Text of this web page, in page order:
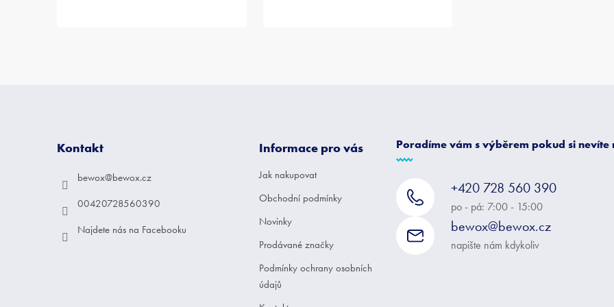
Kontakt
bewox@bewox.cz
00420728560390
Najdete nás na Facebooku
Informace pro vás
Jak nakupovat
Obchodní podmínky
Novinky
Prodávané značky
Podmínky ochrany osobních
údajů
Poradíme vám s výběrem pokud si nevíte
+420 728 560 390
po - pá: 7:00 - 15:00
bewox@bewox.cz
napište nám kdykoliv